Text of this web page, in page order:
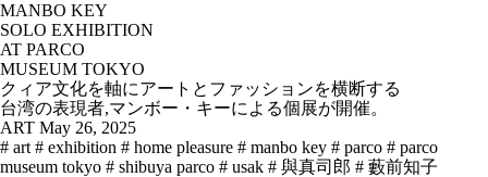
MANBO KEY
SOLO EXHIBITION
AT PARCO
MUSEUM TOKYO
クィア文化を軸にアートとファッションを横断する
台湾の表現者,マンボー・キーによる個展が開催。
ART May 26, 2025
# art # exhibition # home pleasure # manbo key # parco # parco
museum tokyo # shibuya parco # usak # 與真司郎 # 藪前知子